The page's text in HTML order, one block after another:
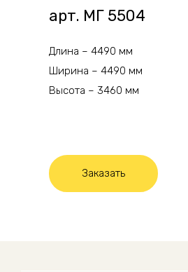
арт. МГ 5504
Длина – 4490 мм
Ширина – 4490 мм
Высота – 3460 мм
Заказать